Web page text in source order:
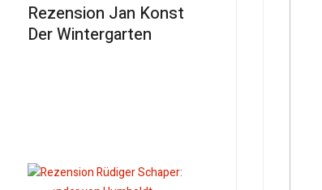
Rezension Jan Konst
Der Wintergarten